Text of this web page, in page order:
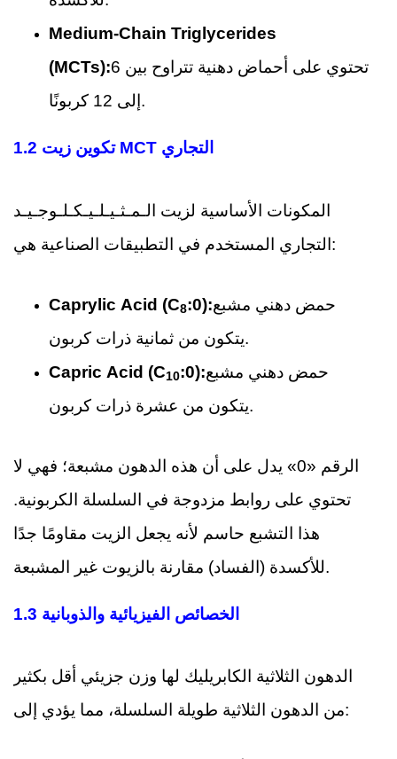
Medium-Chain Triglycerides
(MCTs):تحتوي على أحماض دهنية تتراوح بين 6
إلى 12 كربونًا.
1.2 تكوين زيت MCT التجاري
المكونات الأساسية لزيت الـمـثـيـلـيـكـلـوجـيـد
التجاري المستخدم في التطبيقات الصناعية هي:
Caprylic Acid (C8:0):حمض دهني مشبع
يتكون من ثمانية ذرات كربون.
Capric Acid (C10:0):حمض دهني مشبع
يتكون من عشرة ذرات كربون.
الرقم «0» يدل على أن هذه الدهون مشبعة؛ فهي لا
تحتوي على روابط مزدوجة في السلسلة الكربونية.
هذا التشبع حاسم لأنه يجعل الزيت مقاومًا جدًا
للأكسدة (الفساد) مقارنة بالزيوت غير المشبعة.
1.3 الخصائص الفيزيائية والذوبانية
الدهون الثلاثية الكابريليك لها وزن جزيئي أقل بكثير
من الدهون الثلاثية طويلة السلسلة، مما يؤدي إلى: